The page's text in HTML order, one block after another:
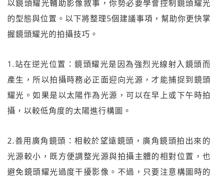
以鏡頭耀光輔助影像敘事，你勢必要學會控制鏡頭耀光
的型態與位置。以下將整理5個建議事項，幫助你更快掌
握鏡頭耀光的拍攝技巧。
1.站在逆光位置：鏡頭耀光是因為強烈光線射入鏡頭而
產生，所以拍攝時務必正面迎向光源，才能捕捉到鏡頭
耀光。如果是以太陽作為光源，可以在早上或下午時拍
攝，以較低角度的太陽進行構圖。
2.善用廣角鏡頭：相較於望遠鏡頭，廣角鏡頭拍出來的
光源較小，既方便調整光源與拍攝主體的相對位置，也
避免鏡頭耀光過度干擾影像。不過，只要注意構圖時的